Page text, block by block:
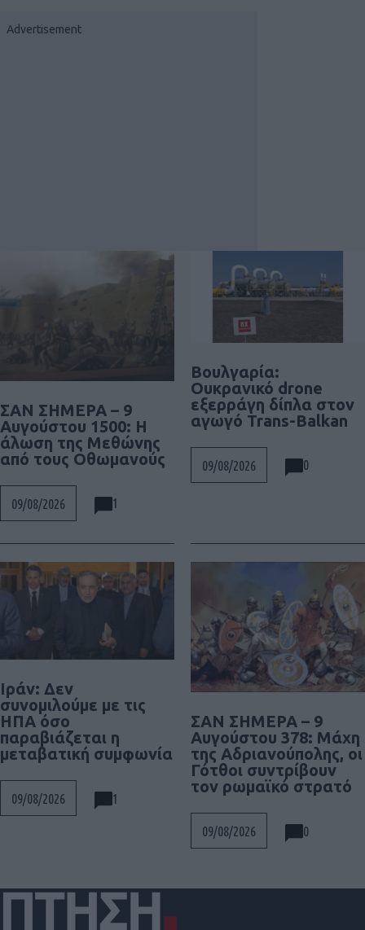
ΣΑΝ ΣΗΜΕΡΑ – 9
Αυγούστου 1500: Η
άλωση της Μεθώνης
από τους Οθωμανούς
09/08/2026 1
Βουλγαρία:
Ουκρανικό drone
εξερράγη δίπλα στον
αγωγό Trans-Balkan
09/08/2026 0
Ιράν: Δεν
συνομιλούμε με τις
ΗΠΑ όσο
παραβιάζεται η
μεταβατική συμφωνία
09/08/2026 1
ΣΑΝ ΣΗΜΕΡΑ – 9
Αυγούστου 378: Μάχη
της Αδριανούπολης, οι
Γότθοι συντρίβουν
τον ρωμαϊκό στρατό
09/08/2026 0